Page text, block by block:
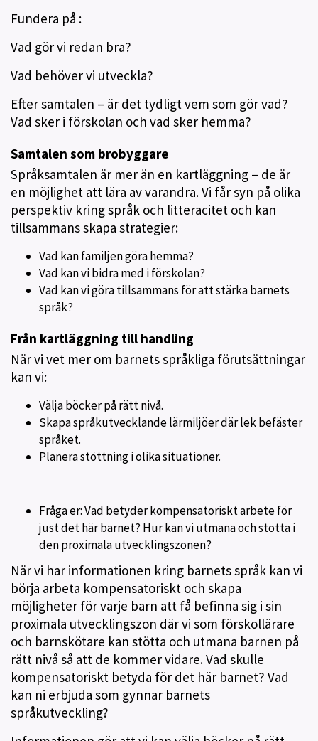
Fundera på :
Vad gör vi redan bra?
Vad behöver vi utveckla?
Efter samtalen – är det tydligt vem som gör vad?
Vad sker i förskolan och vad sker hemma?
Samtalen som brobyggare
Språksamtalen är mer än en kartläggning – de är
en möjlighet att lära av varandra. Vi får syn på olika
perspektiv kring språk och litteracitet och kan
tillsammans skapa strategier:
Vad kan familjen göra hemma?
Vad kan vi bidra med i förskolan?
Vad kan vi göra tillsammans för att stärka barnets
språk?
Från kartläggning till handling
När vi vet mer om barnets språkliga förutsättningar
kan vi:
Välja böcker på rätt nivå.
Skapa språkutvecklande lärmiljöer där lek befäster
språket.
Planera stöttning i olika situationer.
Fråga er: Vad betyder kompensatoriskt arbete för
just det här barnet? Hur kan vi utmana och stötta i
den proximala utvecklingszonen?
När vi har informationen kring barnets språk kan vi
börja arbeta kompensatoriskt och skapa
möjligheter för varje barn att få befinna sig i sin
proximala utvecklingszon där vi som förskollärare
och barnskötare kan stötta och utmana barnen på
rätt nivå så att de kommer vidare. Vad skulle
kompensatoriskt betyda för det här barnet? Vad
kan ni erbjuda som gynnar barnets
språkutveckling?